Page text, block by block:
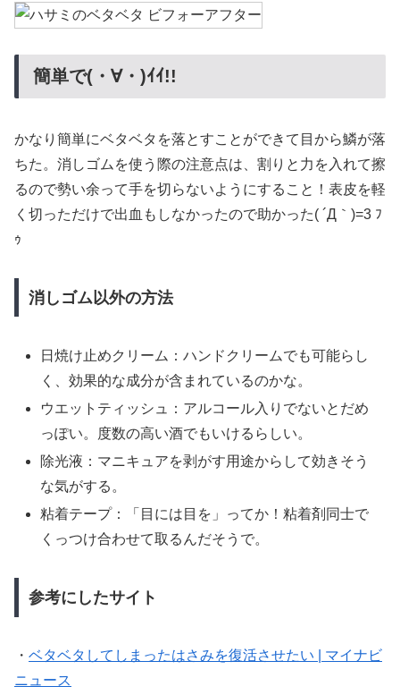
簡単で(・∀・)ｲｲ!!
かなり簡単にベタベタを落とすことができて目から鱗が落
ちた。消しゴムを使う際の注意点は、割りと力を入れて擦
るので勢い余って手を切らないようにすること！表皮を軽
く切っただけで出血もしなかったので助かった( ´Д｀)=3 ﾌ
ｩ
消しゴム以外の方法
日焼け止めクリーム：ハンドクリームでも可能らし
く、効果的な成分が含まれているのかな。
ウエットティッシュ：アルコール入りでないとだめ
っぽい。度数の高い酒でもいけるらしい。
除光液：マニキュアを剥がす用途からして効きそう
な気がする。
粘着テープ：「目には目を」ってか！粘着剤同士で
くっつけ合わせて取るんだそうで。
参考にしたサイト
・ ベタベタしてしまったはさみを復活させたい | マイナビ
ニュース